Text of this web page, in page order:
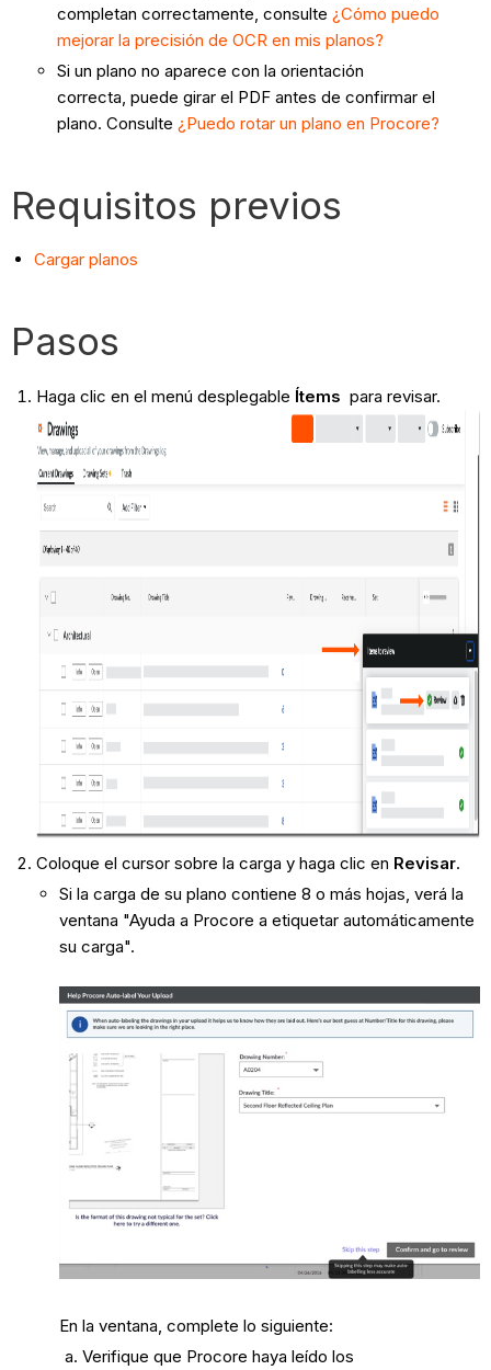
completan correctamente, consulte¿Cómo puedo
mejorar la precisión de OCR en mis planos?
Si un plano no aparece con la orientación
correcta, puede girar el PDF antes de confirmar el
plano. Consulte¿Puedo rotar un plano en Procore?
Requisitos previos
Cargar planos
Pasos
Haga clic en el menú desplegable Ítems para revisar.
Coloque el cursor sobre la carga y haga clic en Revisar.
Si la carga de su plano contiene 8 o más hojas, verá la
ventana "Ayuda a Procore a etiquetar automáticamente
su carga".
En la ventana, complete lo siguiente:
Verifique que Procore haya leído los